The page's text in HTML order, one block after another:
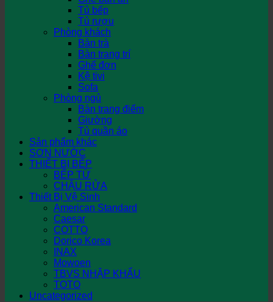
Tủ bếp
Tủ rượu
Phòng khách
Bàn trà
Bàn trang trí
Ghế đơn
Kệ tivi
Sofa
Phòng ngủ
Bàn trang điểm
Giường
Tủ quần áo
Sản phẩm khác
SƠN NƯỚC
THIẾT BỊ BẾP
BẾP TỪ
CHẬU RỬA
Thiết Bị Vệ Sinh
American Standard
Caesar
COTTO
Dorico Korea
INAX
Mowoen
TBVS NHẬP KHẨU
TOTO
Uncategorized